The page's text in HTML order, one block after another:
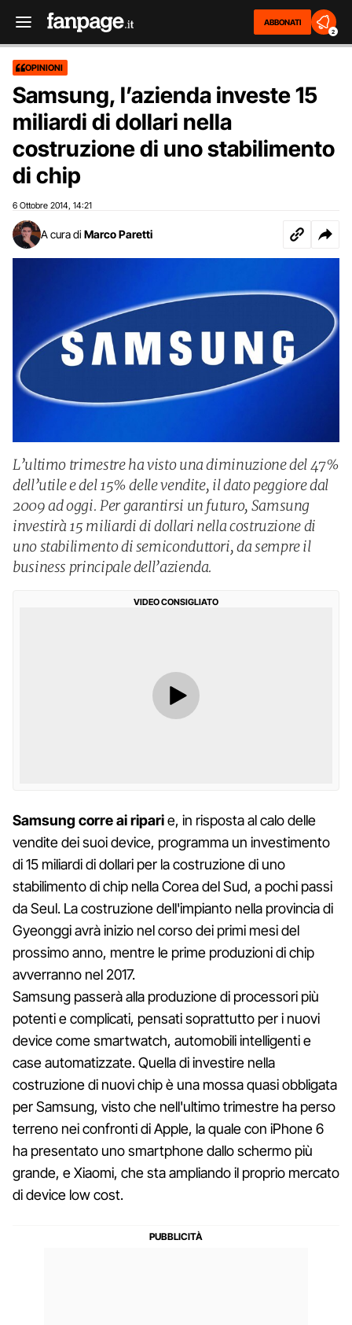
ABBONATI
2
OPINIONI
Samsung, l’azienda investe 15
miliardi di dollari nella
costruzione di uno stabilimento
di chip
6 Ottobre 2014 14:21
A cura di Marco Paretti
L’ultimo trimestre ha visto una diminuzione del 47%
dell’utile e del 15% delle vendite, il dato peggiore dal
2009 ad oggi. Per garantirsi un futuro, Samsung
investirà 15 miliardi di dollari nella costruzione di
uno stabilimento di semiconduttori, da sempre il
business principale dell’azienda.
VIDEO CONSIGLIATO
Samsung corre ai riparie, in risposta al calo delle
vendite dei suoi device, programma un investimento
di 15 miliardi di dollari per la costruzione di uno
stabilimento di chip nella Corea del Sud, a pochi passi
da Seul. La costruzione dell'impianto nella provincia di
Gyeonggi avrà inizio nel corso dei primi mesi del
prossimo anno, mentre le prime produzioni di chip
avverranno nel 2017.
Samsung passerà alla produzione di processori più
potenti e complicati, pensati soprattutto per i nuovi
device come smartwatch, automobili intelligenti e
case automatizzate. Quella di investire nella
costruzione di nuovi chip è una mossa quasi obbligata
per Samsung, visto che nell'ultimo trimestre ha perso
terreno nei confronti di Apple, la quale con iPhone 6
ha presentato uno smartphone dallo schermo più
grande, e Xiaomi, che sta ampliando il proprio mercato
di device low cost.